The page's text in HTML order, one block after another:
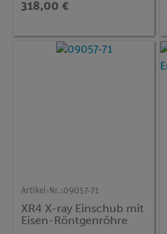
318,00 €
Artikel-Nr.:09057-71
XR4 X-ray Einschub mit
Eisen-Röntgenröhre